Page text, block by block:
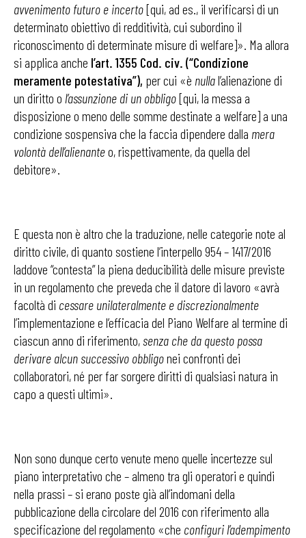
avvenimento futuro e incerto[qui, ad es., il verificarsi di un
determinato obiettivo di redditività, cui subordino il
riconoscimento di determinate misure di welfare]». Ma allora
si applica anche l’art. 1355 Cod. civ. (“Condizione
meramente potestativa”), per cui «è nullal’alienazione di
un diritto o l’assunzione di un obbligo[qui, la messa a
disposizione o meno delle somme destinate a welfare] a una
condizione sospensiva che la faccia dipendere dalla mera
volontà dell’alienanteo, rispettivamente, da quella del
debitore».
E questa non è altro che la traduzione, nelle categorie note al
diritto civile, di quanto sostiene l’interpello 954 – 1417/2016
laddove “contesta” la piena deducibilità delle misure previste
in un regolamento che preveda che il datore di lavoro «avrà
facoltà di cessare unilateralmente e discrezionalmente
l’implementazione e l’efficacia del Piano Welfare al termine di
ciascun anno di riferimento,senza che da questo possa
derivare alcun successivo obbligonei confronti dei
collaboratori, né per far sorgere diritti di qualsiasi natura in
capo a questi ultimi».
Non sono dunque certo venute meno quelle incertezze sul
piano interpretativo che – almeno tra gli operatori e quindi
nella prassi – si erano poste già all’indomani della
pubblicazione della circolare del 2016 con riferimento alla
specificazione del regolamento «che configuri l’adempimento